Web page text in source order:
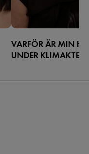
VARFÖR ÄR MIN
UNDER
vanligaste